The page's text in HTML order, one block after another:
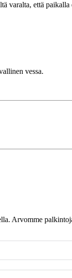
varalta, että
vessa.
Arvomme